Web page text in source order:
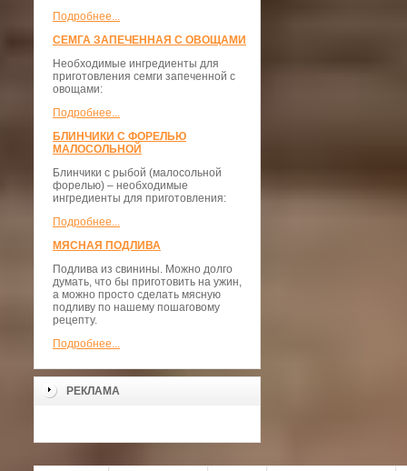
Подробнее...
СЕМГА ЗАПЕЧЕННАЯ С ОВОЩАМИ
Необходимые ингредиенты для
приготовления семги запеченной с
овощами:
Подробнее...
БЛИНЧИКИ С ФОРЕЛЬЮ
МАЛОСОЛЬНОЙ
Блинчики с рыбой (малосольной
форелью) – необходимые
ингредиенты для приготовления:
Подробнее...
МЯСНАЯ ПОДЛИВА
Подлива из свинины. Можно долго
думать, что бы приготовить на ужин,
а можно просто сделать мясную
подливу по нашему пошаговому
рецепту.
Подробнее...
РЕКЛАМА